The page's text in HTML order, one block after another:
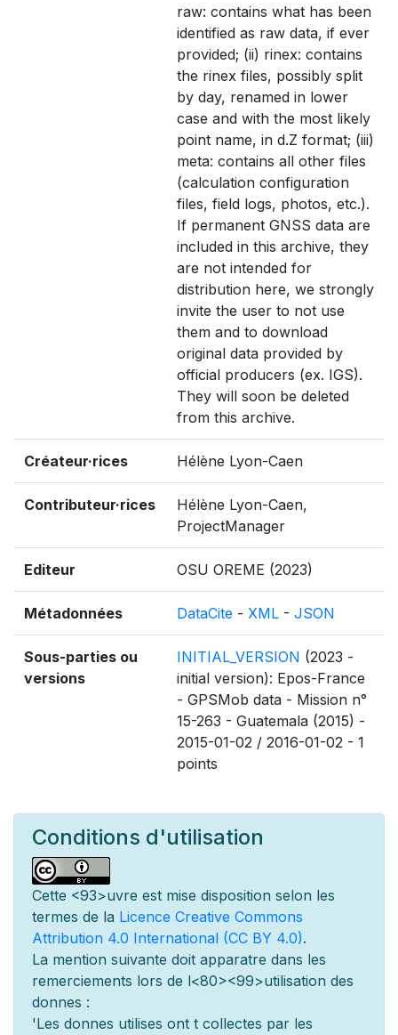
raw: contains what has been
identified as raw data, if ever
provided; (ii) rinex: contains
the rinex files, possibly split
by day, renamed in lower
case and with the most likely
point name, in d.Z format; (iii)
meta: contains all other files
(calculation configuration
files, field logs, photos, etc.).
If permanent GNSS data are
included in this archive, they
are not intended for
distribution here, we strongly
invite the user to not use
them and to download
original data provided by
official producers (ex. IGS).
They will soon be deleted
from this archive.
Créateur·rices Hélène Lyon-Caen
Contributeur·rices
Hélène Lyon-Caen,
ProjectManager
Editeur OSU OREME (2023)
Métadonnées DataCite - XML - JSON
Sous-parties ou
versions
INITIAL_VERSION (2023 -
initial version): Epos-France
- GPSMob data - Mission n°
15-263 - Guatemala (2015) -
2015-01-02 / 2016-01-02 - 1
points
Conditions d'utilisation
Cette <93>uvre est mise disposition selon les
termes de la Licence Creative Commons
Attribution 4.0 International (CC BY 4.0).
La mention suivante doit apparatre dans les
remerciements lors de l<80><99>utilisation des
donnes :
'Les donnes utilises ont t collectes par les